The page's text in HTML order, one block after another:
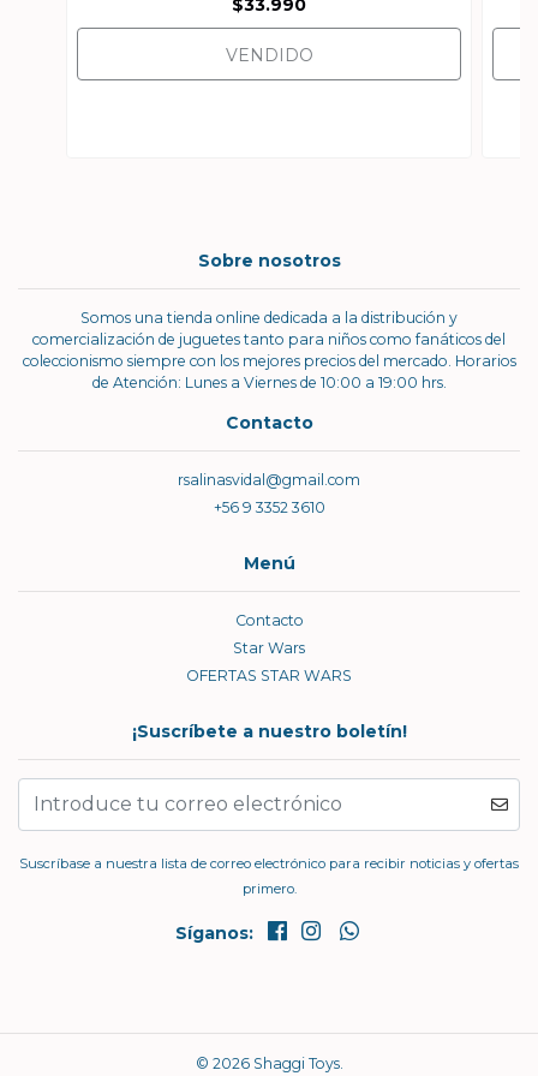
$33.990
VENDIDO
Sobre nosotros
Somos una tienda online dedicada a la distribución y
comercialización de juguetes tanto para niños como fanáticos del
coleccionismo siempre con los mejores precios del mercado. Horarios
de Atención: Lunes a Viernes de 10:00 a 19:00 hrs.
Contacto
rsalinasvidal@gmail.com
+56 9 3352 3610
Menú
Contacto
Star Wars
OFERTAS STAR WARS
¡Suscríbete a nuestro boletín!
Suscríbase a nuestra lista de correo electrónico para recibir noticias y ofertas
primero.
Síganos:
© 2026 Shaggi Toys.